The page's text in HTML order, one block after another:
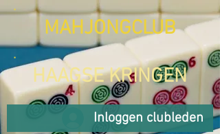
MAHJONGCLUB
HAAGSE KRINGEN
Inloggen clubleden